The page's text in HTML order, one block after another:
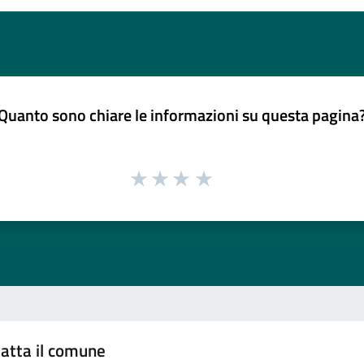
sono chiare le informazioni su questa
il comune